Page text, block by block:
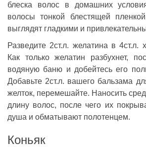
блеска волос в домашних
волосы тонкой блестящей
выглядят гладкими и
Разведите 2ст.л. желатина в 4ст.л.
Как только желатин разбухнет,
водяную баню и добейтесь его
Добавьте 2ст.л. вашего бальзама
желток, перемешайте. Наносить
длину волос, после чего их
душа и обматывают полотенцем.
Коньяк